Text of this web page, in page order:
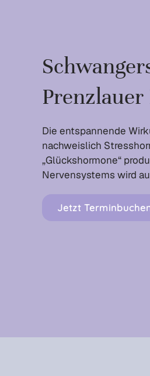
Prenzlauer
Die entspannende
nachweislich
„Glückshormone“
Nervensystems wird
Jetzt